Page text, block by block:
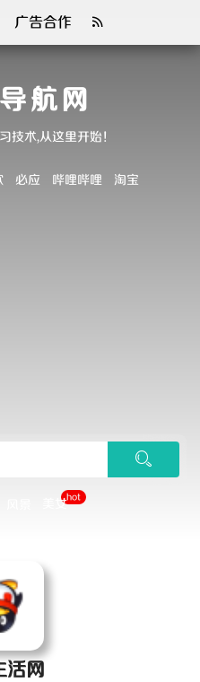
广告合作
航网
技术,从这里开始！
必应 哔哩哔哩 淘宝
美女hot
活网